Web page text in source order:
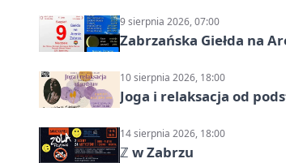
9 sierpnia 2026, 07:00
Zabrzańska Giełda na
10 sierpnia 2026, 18:00
Joga i relaksacja od
14 sierpnia 2026, 18:00
ℤ w Zabrzu